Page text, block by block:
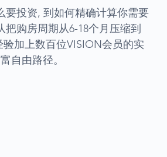
要投资, 到如何精确计算你需要
购房周期从6-18个月压缩到
加上数百位VISION会员的实
自由路径。